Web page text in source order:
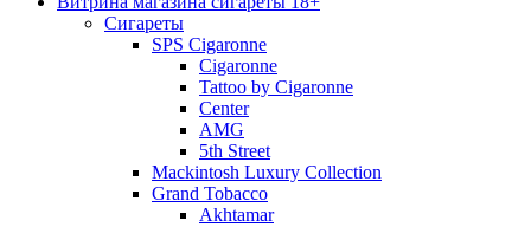
Cигареты
SPS Cigaronne
Сigaronne
Tattoo by Cigaronne
Center
AMG
5th Street
Mackintosh Luxury Collection
Grand Tobacco
Akhtamar